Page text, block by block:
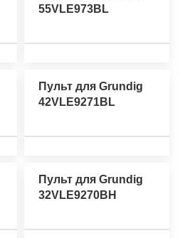
55VLE973BL
Пульт для Grundig
42VLE9271BL
Пульт для Grundig
32VLE9270BH